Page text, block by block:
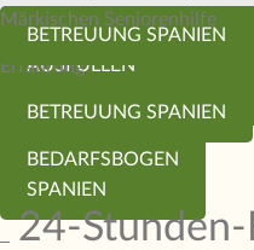
BEDARFSBOGEN
BEDARFSBOGEN
AUSFÜLLEN
Betreuung mit Herz und
Erfahrung
BEDARFSBOGEN
SPANIEN
BETREUUNG SPANIEN
Märkischen Seniorenhilfe
BETREUUNG SPANIEN
24-